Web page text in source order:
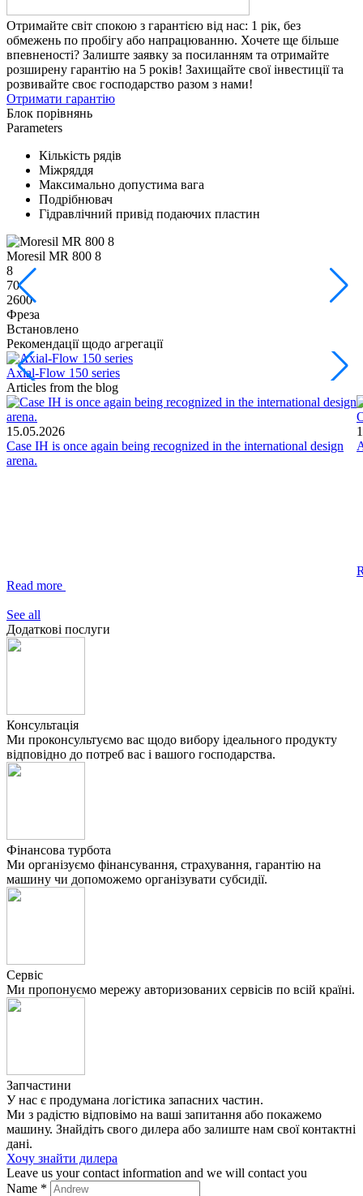
Отримайте світ спокою з гарантією від нас: 1 рік, без
обмежень по пробігу або напрацюванню. Хочете ще більше
впевненості? Залиште заявку за посиланням та отримайте
розширену гарантію на 5 років! Захищайте свої інвестиції та
розвивайте своє господарство разом з нами!
Отримати гарантію
Блок порівнянь
Parameters
Кількість рядів
Міжряддя
Максимально допустима вага
Подрібнювач
Гідравлічний привід подаючих пластин
Moresil MR 800 8
8
70
2600
Фреза
Встановлено
Рекомендації щодо агрегації
Axial-Flow 150 series
Articles from the blog
15.05.2026
Case IH is once again being recognized in the international design
arena.
Read more
See all
Додаткові послуги
Консультація
Ми проконсультуємо вас щодо вибору ідеального продукту
відповідно до потреб вас і вашого господарства.
Фінансова турбота
Ми організуємо фінансування, страхування, гарантію на
машину чи допоможемо організувати субсидії.
Сервіс
Ми пропонуємо мережу авторизованих сервісів по всій країні.
Запчастини
У нас є продумана логістика запасних частин.
Ми з радістю відповімо на ваші запитання або покажемо
машину. Знайдіть свого дилера або залиште нам свої контактні
дані.
Хочу знайти дилера
Leave us your contact information and we will contact you
Name *